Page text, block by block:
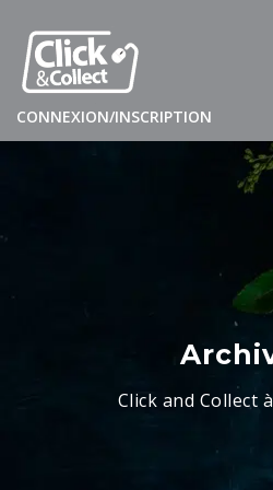
CONNEXION/INSCRIPTION
Click and Collect